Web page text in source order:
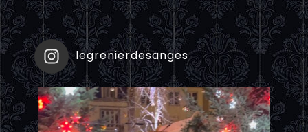
legrenierdesanges